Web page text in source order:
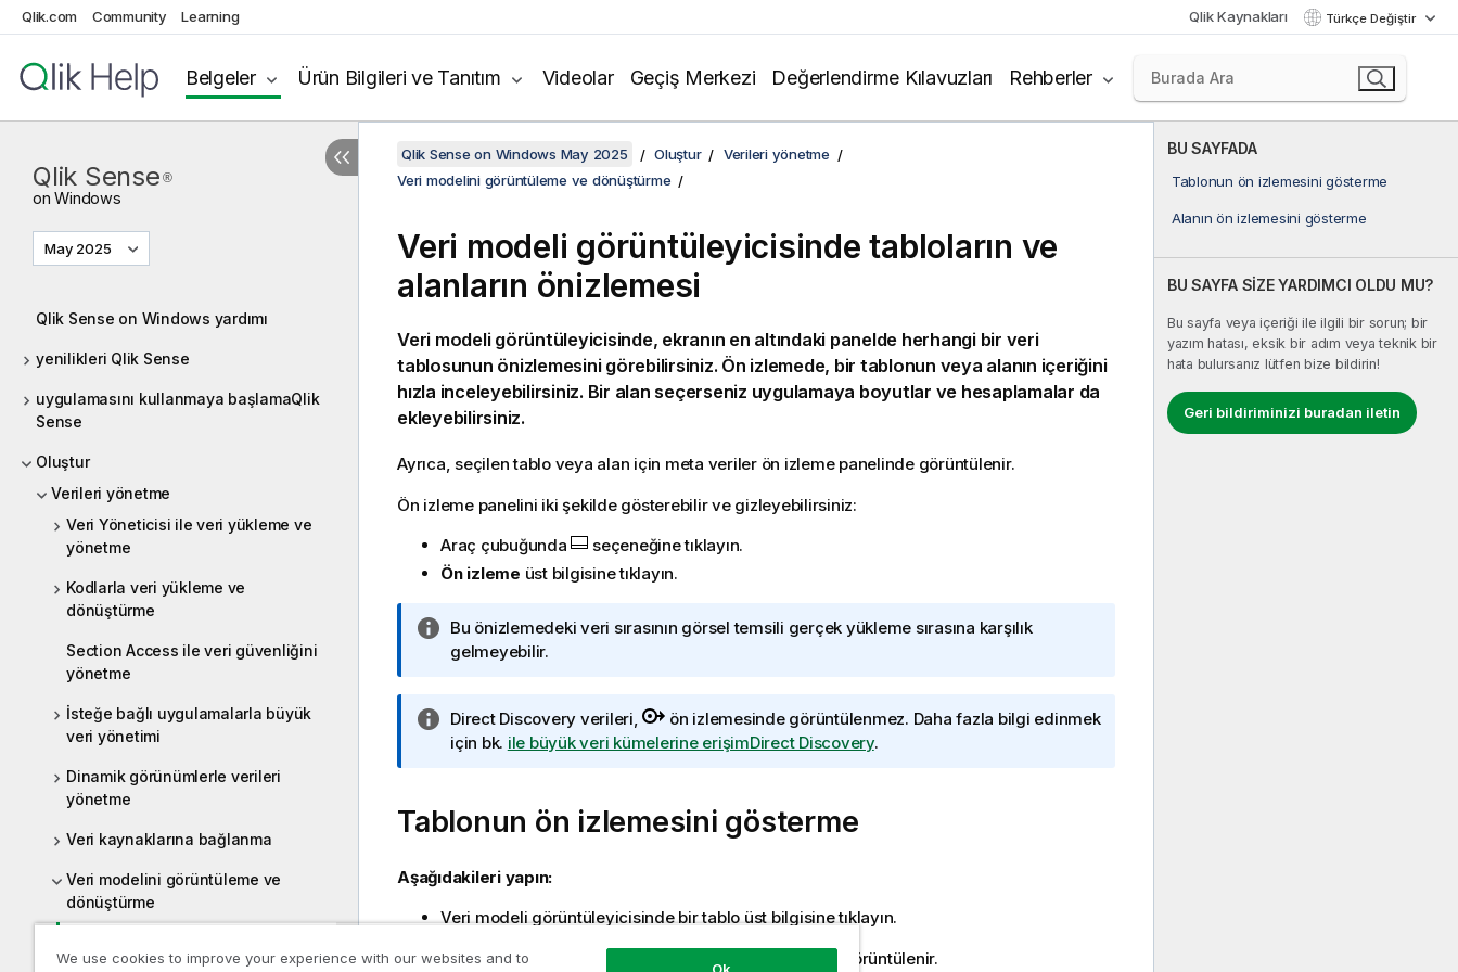
Qlik.com Community Learning Qlik Kaynakları Türkçe Değiştir
Belgeler Ürün Bilgileri ve Tanıtım Videolar Geçiş Merkezi Değerlendirme Kılavuzları Rehberler
Qlik Sense ®
onWindows
May 2025
Qlik Sense on Windows yardımı
yenilikleri Qlik Sense
uygulamasını kullanmaya başlamaQlik
Sense
Oluştur
Verileri yönetme
Veri Yöneticisi ile veri yükleme ve
yönetme
Kodlarla veri yükleme ve
dönüştürme
Section Access ile veri güvenliğini
yönetme
İsteğe bağlı uygulamalarla büyük
veri yönetimi
Dinamik görünümlerle verileri
yönetme
Veri kaynaklarına bağlanma
Veri modelini görüntüleme ve
dönüştürme
tabloların ve alanların önizlemesi
BU SAYFADA
Tablonun ön izlemesini gösterme
Alanın ön izlemesini gösterme
BU SAYFA SİZE YARDIMCI OLDU MU?
Bu sayfa veya içeriği ile ilgili bir sorun; bir
yazım hatası, eksik bir adım veya teknik bir
hata bulursanız lütfen bize bildirin!
Geri bildiriminizi buradan iletin
Qlik Sense on Windows May 2025 Oluştur
Verileri yönetme
Veri modelini görüntüleme ve dönüştürme
Veri modeli görüntüleyicisinde tabloların ve
alanların önizlemesi
Veri modeli görüntüleyicisinde, ekranın en altındaki panelde herhangi bir veri
tablosunun önizlemesini görebilirsiniz. Ön izlemede, bir tablonun veya alanın içeriğini
hızla inceleyebilirsiniz. Bir alan seçerseniz uygulamaya boyutlar ve hesaplamalar da
ekleyebilirsiniz.
Ayrıca, seçilen tablo veya alan için meta veriler ön izleme panelinde görüntülenir.
Ön izleme panelini iki şekilde gösterebilir ve gizleyebilirsiniz:
Araç çubuğunda
seçeneğine tıklayın.
Ön izleme üst bilgisine tıklayın.
B
i
i
n
u
Bu önizlemedeki veri sırasının görsel temsili gerçek yükleme sırasına karşılık
gelmeyebilir.
B
i
i
n
t
u
Direct Discovery verileri, ön izlemesinde görüntülenmez. Daha fazla bilgi edinmek
için bk. ile büyük veri kümelerine erişimDirect Discovery.
Tablonun ön izlemesini gösterme
Aşağıdakileri yapın:
Veri modeli görüntüleyicisinde bir tablo üst bilgisine tıklayın.
Ön izleme paneli, seçilen tablonun alanları ve değerleriyle görüntülenir.
We use cookies to improve your experience with our websites and to